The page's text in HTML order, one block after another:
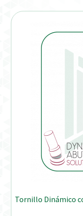
Tornillo Dinámico